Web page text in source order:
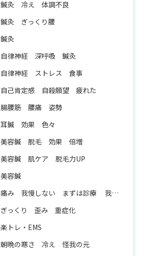
鍼灸 冷え 体調不良
鍼灸 ぎっくり腰
鍼灸
自律神経 深呼吸 鍼灸
自律神経 ストレス 食事
自己肯定感 自殺願望 疲れた
腸腰筋 腰痛 姿勢
耳鍼 効果 色々
美容鍼 脱毛 効果 倍増
美容鍼 肌ケア 脱毛力UP
美容鍼
痛み 我慢しない まずは診療 我慢する 必要 が ない
ぎっくり 歪み 重症化
楽トレ・EMS
朝晩の寒さ 冷え 怪我の元